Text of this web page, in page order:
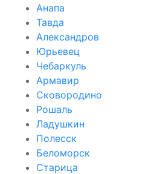
Анапа
Тавда
Александров
Юрьевец
Чебаркуль
Армавир
Сковородино
Рошаль
Ладушкин
Полесск
Беломорск
Старица